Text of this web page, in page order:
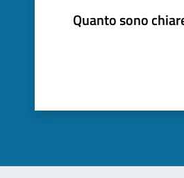
Quanto sono